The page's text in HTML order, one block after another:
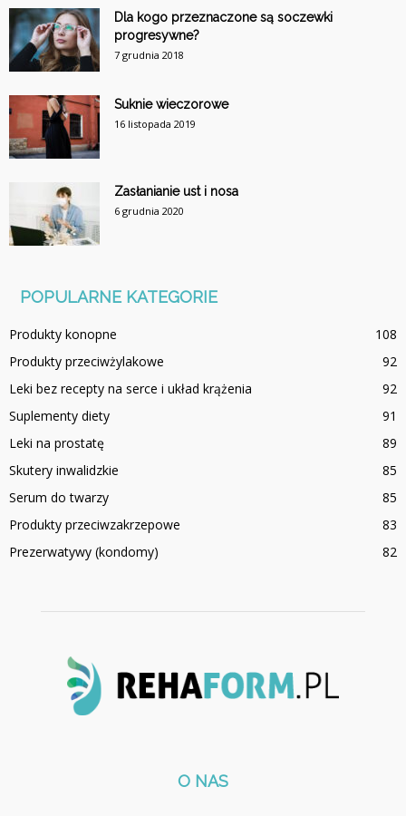
Dla kogo przeznaczone są soczewki
progresywne?
7 grudnia 2018
Suknie wieczorowe
16 listopada 2019
Zasłanianie ust i nosa
6 grudnia 2020
POPULARNE KATEGORIE
Produkty konopne
108
Produkty przeciwżylakowe
92
Leki bez recepty na serce i układ krążenia
92
Suplementy diety
91
Leki na prostatę
89
Skutery inwalidzkie
85
Serum do twarzy
85
Produkty przeciwzakrzepowe
83
Prezerwatywy (kondomy)
82
O NAS